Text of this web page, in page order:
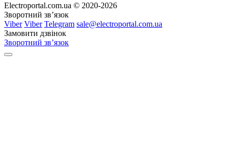
Electroportal.com.ua © 2020-2026
Зворотний зв’язок
Viber Viber Telegram sale@electroportal.com.ua
Замовити дзвінок
Зворотний зв’язок